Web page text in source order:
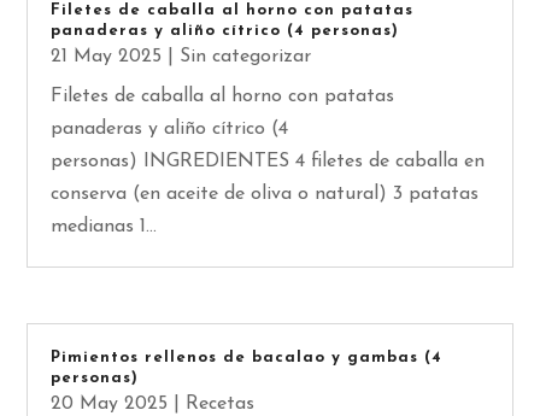
Filetes de caballa al horno con patatas
panaderas y aliño cítrico (4 personas)
21 May 2025 Sin categorizar
Filetes de caballa al horno con patatas
panaderas y aliño cítrico (4
personas) INGREDIENTES 4 filetes de caballa en
conserva (en aceite de oliva o natural) 3 patatas
medianas 1...
Pimientos rellenos de bacalao y gambas (4
personas)
20 May 2025 Recetas